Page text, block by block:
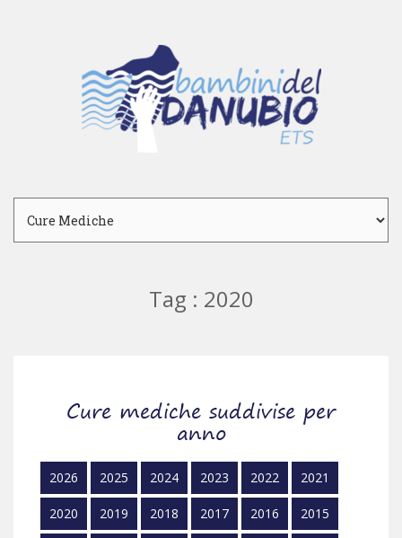
Tag : 2020
Cure mediche suddivise per
anno
2026 2025 2024 2023 2022 2021
2020 2019 2018 2017 2016 2015